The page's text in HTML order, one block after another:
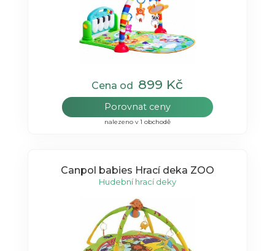
Cena od 899 Kč
Porovnat ceny
nalezeno v 1 obchodě
Canpol babies Hrací deka ZOO
Hudební hrací deky